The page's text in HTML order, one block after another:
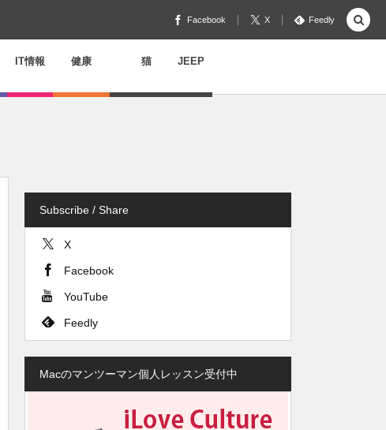
Facebook X Feedly
IT情報 健康 猫 JEEP
Subscribe / Share
X
Facebook
YouTube
Feedly
Macのマンツーマン個人レッスン受付中